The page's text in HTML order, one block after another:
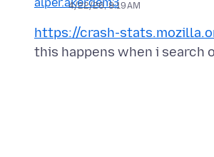
4/22/26, 8:19 AM
https://crash-